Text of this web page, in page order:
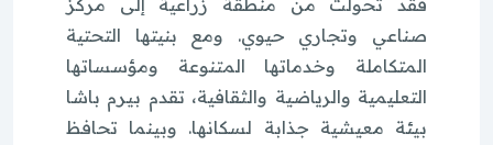
صناعي وتجاري حيوي. ومع بنيتها التحتية
المتكاملة وخدماتها المتنوعة ومؤسساتها
التعليمية والرياضية والثقافية، تقدم بيرم باشا
بيئة معيشية جذابة لسكانها. وبينما تحافظ